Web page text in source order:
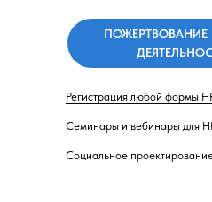
Регистрация любой формы
Семинары и вебинары для
Социальное